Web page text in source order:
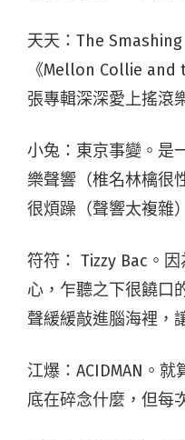
天天：The
《Mellon Collie
張專輯深深愛上搖滾
小兔：東京事變。是
樂聲響（椎名林檎很
很煩躁（聲響太複雜
符符： Tizzy Bac。
心，乍聽之下很饒口
聲緩緩敲進腦海裡，
江爆：ACIDMAN。
底在碎念什麼，但每